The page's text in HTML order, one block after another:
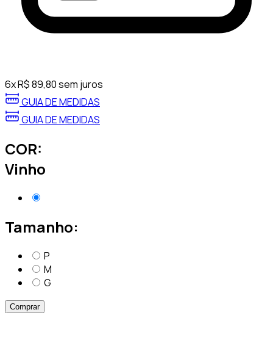
6xR$89,80sem juros
GUIA DE MEDIDAS
GUIA DE MEDIDAS
COR:
Vinho
Tamanho:
P
M
G
Comprar